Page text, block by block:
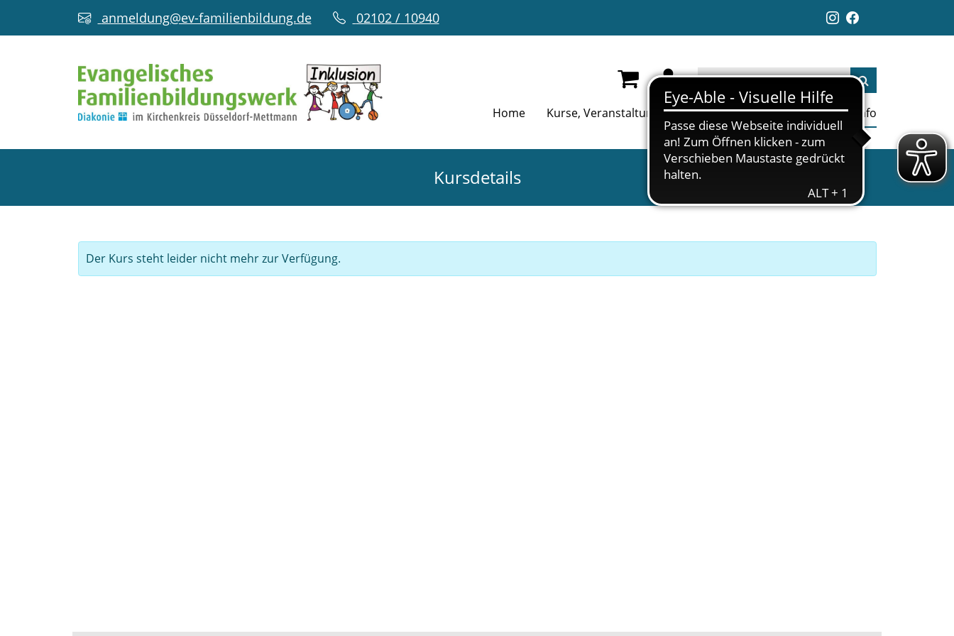
anmeldung@ev-familienbildung.de 02102 / 10940
Home Kurse, Veranstaltungen Aktuelles Jobs Links Info
Kursdetails
Der Kurs steht leider nicht mehr zur Verfügung.